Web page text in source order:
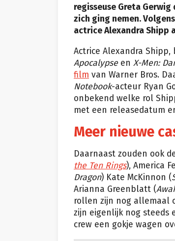
regisseuse Greta
zich ging nemen.
actrice Alexandra
Actrice Alexandra
Apocalypse en X-Men:
film van Warner Bros.
Notebook-acteur Ryan
onbekend welke rol
met een releasedatum
Meer nieuwe
Daarnaast zouden ook
the Ten Rings), America
Dragon) Kate McKinnon (
Arianna Greenblatt (
rollen zijn nog allemaal
zijn eigenlijk nog steeds
crew een gokje wagen